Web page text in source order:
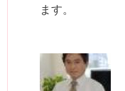
ます。